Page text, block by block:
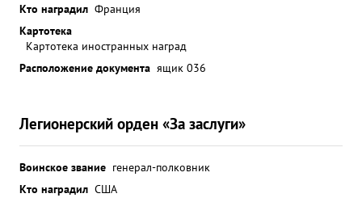
Кто наградил Франция
Картотека
Картотека иностранных наград
Расположение документа ящик 036
Легионерский орден «За заслуги»
Воинское звание генерал-полковник
Кто наградил США